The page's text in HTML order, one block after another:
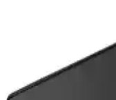
AMD Athlon ve
Çağının
2000 yılında AMD
performans avantajı
işlemci dünyasında yeni